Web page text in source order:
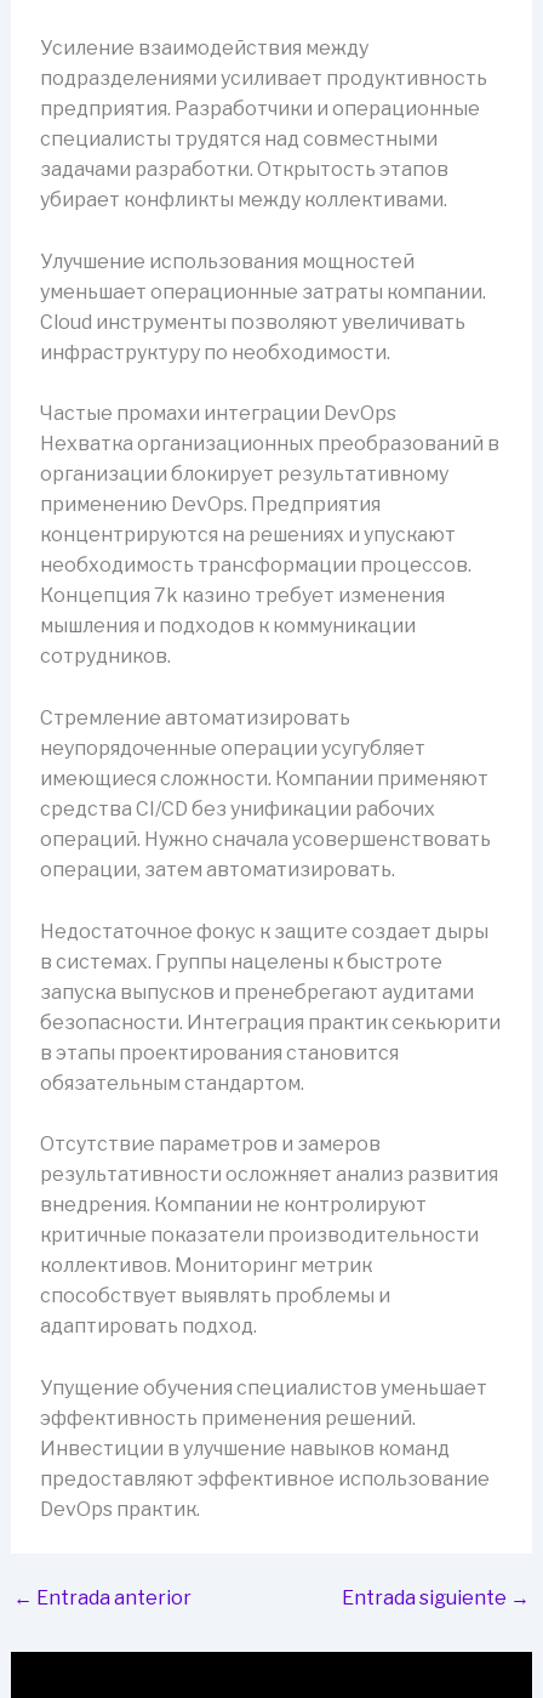
Усиление взаимодействия между
подразделениями усиливает продуктивность
предприятия. Разработчики и операционные
специалисты трудятся над совместными
задачами разработки. Открытость этапов
убирает конфликты между коллективами.
Улучшение использования мощностей
уменьшает операционные затраты компании.
Cloud инструменты позволяют увеличивать
инфраструктуру по необходимости.
Частые промахи интеграции DevOps
Нехватка организационных преобразований в
организации блокирует результативному
применению DevOps. Предприятия
концентрируются на решениях и упускают
необходимость трансформации процессов.
Концепция 7k казино требует изменения
мышления и подходов к коммуникации
сотрудников.
Стремление автоматизировать
неупорядоченные операции усугубляет
имеющиеся сложности. Компании применяют
средства CI/CD без унификации рабочих
операций. Нужно сначала усовершенствовать
операции, затем автоматизировать.
Недостаточное фокус к защите создает дыры
в системах. Группы нацелены к быстроте
запуска выпусков и пренебрегают аудитами
безопасности. Интеграция практик секьюрити
в этапы проектирования становится
обязательным стандартом.
Отсутствие параметров и замеров
результативности осложняет анализ развития
внедрения. Компании не контролируют
критичные показатели производительности
коллективов. Мониторинг метрик
способствует выявлять проблемы и
адаптировать подход.
Упущение обучения специалистов уменьшает
эффективность применения решений.
Инвестиции в улучшение навыков команд
предоставляют эффективное использование
DevOps практик.
← Entrada anterior Entrada siguiente →